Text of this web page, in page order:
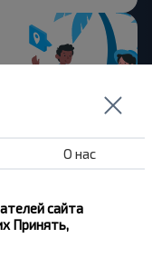
скидки и
INFOBUS.
и
О нас
сайта
Принять,